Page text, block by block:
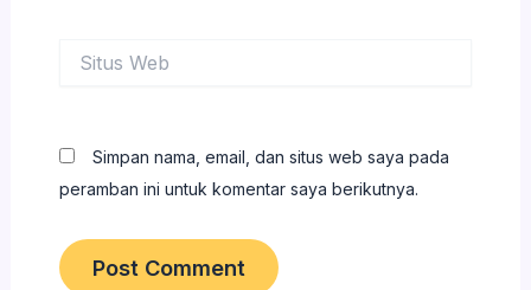
Web
Simpan nama, email, dan situs web saya pada
peramban ini untuk komentar saya berikutnya.